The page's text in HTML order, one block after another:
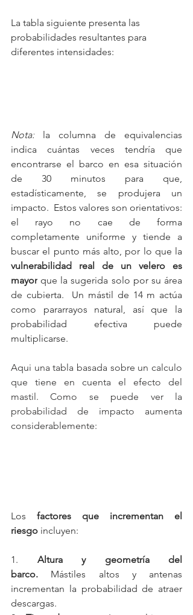
La tabla siguiente presenta las
probabilidades resultantes para
diferentes intensidades:
Nota: la columna de equivalencias
indica cuántas veces tendría que
encontrarse el barco en esa situación
de 30 minutos para que,
estadísticamente, se produjera un
impacto.  Estos valores son orientativos:
el rayo no cae de forma
completamente uniforme y tiende a
vulnerabilidad real de un velero es
mayor que la sugerida solo por su área
de cubierta.  Un mástil de 14 m actúa
como pararrayos natural, así que la
probabilidad efectiva puede
multiplicarse.
Aqui una tabla basada sobre un calculo
que tiene en cuenta el efecto del
mastil. Como se puede ver la
probabilidad de impacto aumenta
considerablemente:
Los factores que incrementan el
riesgo incluyen:
1. Altura y geometría del
barco. Mástiles altos y antenas
incrementan la probabilidad de atraer
descargas.